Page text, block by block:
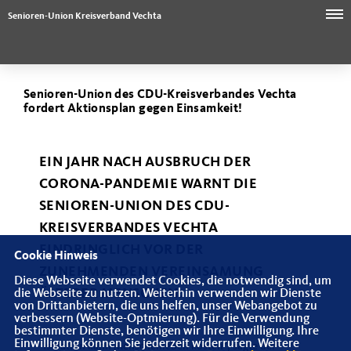
Senioren-Union Kreisverband Vechta
Senioren-Union des CDU-Kreisverbandes Vechta
fordert Aktionsplan gegen Einsamkeit!
EIN JAHR NACH AUSBRUCH DER
CORONA-PANDEMIE WARNT DIE
SENIOREN-UNION DES CDU-
KREISVERBANDES VECHTA
EINDRINGLICH VOR DER
ZUNEHMENDEN VEREINSAMUNG
ÄLTERER MENSCHEN.
"Isolation kann Menschenleben kosten", sagte der
Cookie Hinweis
Diese Webseite verwendet Cookies, die notwendig sind, um
die Webseite zu nutzen. Weiterhin verwenden wir Dienste
von Drittanbietern, die uns helfen, unser Webangebot zu
verbessern (Website-Optmierung). Für die Verwendung
bestimmter Dienste, benötigen wir Ihre Einwilligung. Ihre
Einwilligung können Sie jederzeit widerrufen. Weitere